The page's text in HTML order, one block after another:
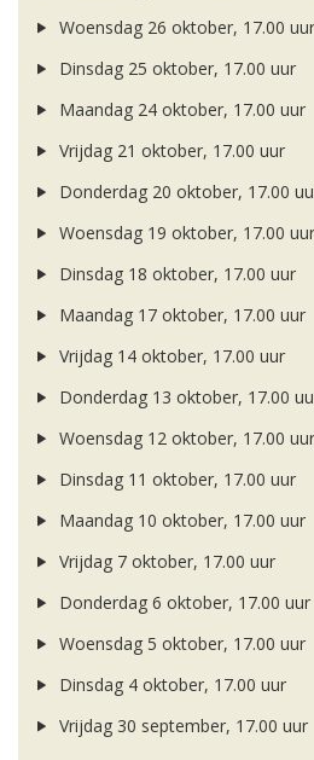
Woensdag 26 oktober, 17.00 uur
Dinsdag 25 oktober, 17.00 uur
Maandag 24 oktober, 17.00 uur
Vrijdag 21 oktober, 17.00 uur
Donderdag 20 oktober, 17.00
Woensdag 19 oktober, 17.00 uur
Dinsdag 18 oktober, 17.00 uur
Maandag 17 oktober, 17.00 uur
Vrijdag 14 oktober, 17.00 uur
Donderdag 13 oktober, 17.00
Woensdag 12 oktober, 17.00 uur
Dinsdag 11 oktober, 17.00 uur
Maandag 10 oktober, 17.00 uur
Vrijdag 7 oktober, 17.00 uur
Donderdag 6 oktober, 17.00 uur
Woensdag 5 oktober, 17.00 uur
Dinsdag 4 oktober, 17.00 uur
Vrijdag 30 september, 17.00 uur